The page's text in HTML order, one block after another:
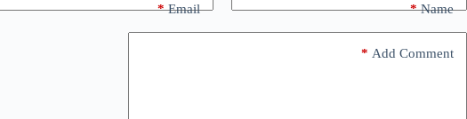
Name
*
Email
*
Add Comment
*